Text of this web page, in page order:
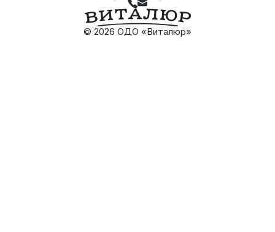
© 2026 ОДО «Виталюр»